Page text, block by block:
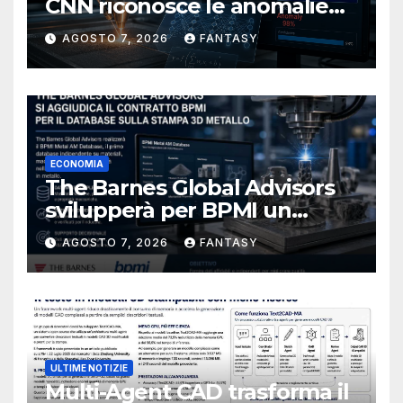
CNN riconosce le anomalie
del bagno di fusione
AGOSTO 7, 2026 FANTASY
ECONOMIA
The Barnes Global Advisors
svilupperà per BPMI un
database per la stampa 3D
metallica destinata alla filiera
navale statunitense
AGOSTO 7, 2026 FANTASY
ULTIME NOTIZIE
Multi-Agent CAD trasforma il